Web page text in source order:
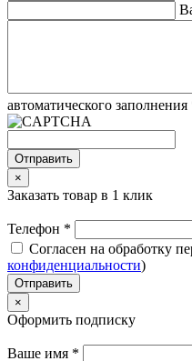
автоматического заполнения
Отправить
×
Заказать товар в 1 клик
Телефон *
Согласен на обработку
конфиденциальности)
Отправить
×
Оформить подписку
Ваше имя *